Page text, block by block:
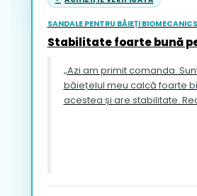
SANDALE PENTRU BĂIEȚI
Stabilitate foarte bună
„Azi am primit comanda.
băiețelul meu calcă foarte bine cu
acestea și are stabilitate.